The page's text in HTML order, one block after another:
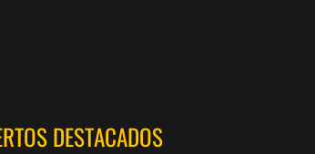
DESTACADOS